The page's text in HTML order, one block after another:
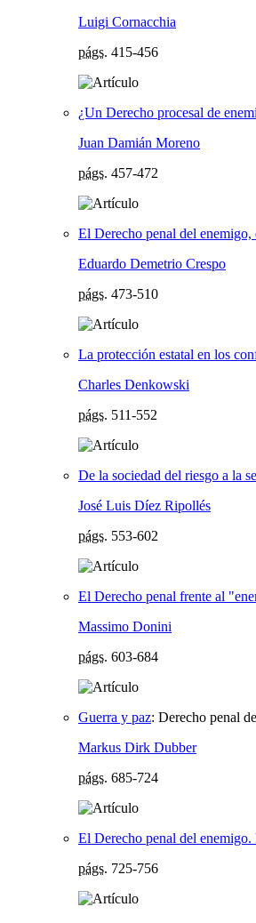
Luigi Cornacchia
págs. 415-456
¿Un Derecho procesal de
Juan Damián Moreno
págs. 457-472
El Derecho penal del
Eduardo Demetrio Crespo
págs. 473-510
La protección estatal en los
Charles Denkowski
págs. 511-552
De la sociedad del riesgo a la
José Luis Díez Ripollés
págs. 553-602
El Derecho penal frente al
Massimo Donini
págs. 603-684
Guerra y paz: Derecho penal
Markus Dirk Dubber
págs. 685-724
El Derecho penal del
págs. 725-756